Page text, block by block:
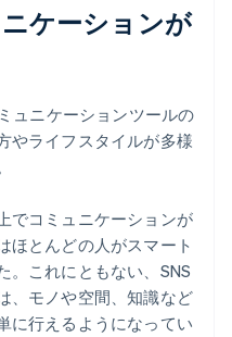
ケーションが
ュニケーションツールの
やライフスタイルが多様
でコミュニケーションが
ほとんどの人がスマート
。これにともない、SNS
、モノや空間、知識など
に行えるようになってい